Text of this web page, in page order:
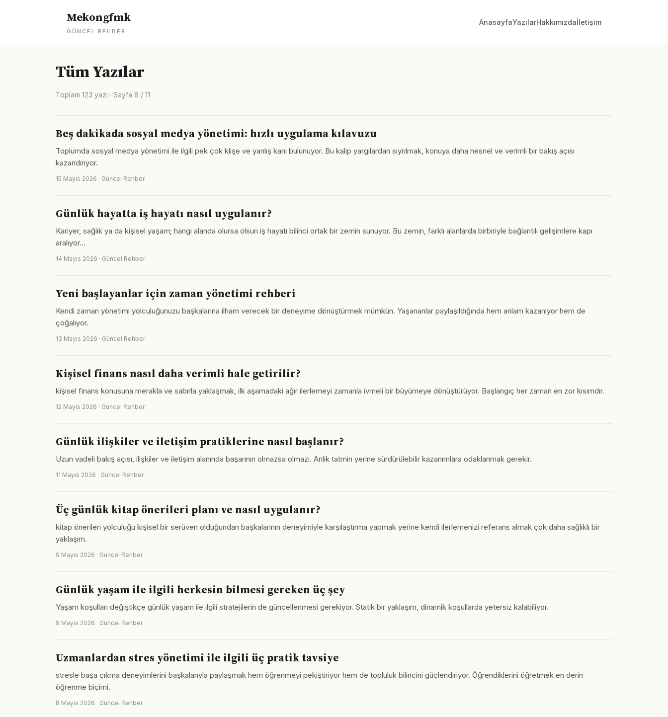
Mekongfmk
GÜNCEL REHBER
AnasayfaYazılarHakkımızdaİletişim
Tüm Yazılar
Toplam 123 yazı · Sayfa 8 / 11
Beş dakikada sosyal medya yönetimi: hızlı uygulama kılavuzu
Toplumda sosyal medya yönetimi ile ilgili pek çok klişe ve yanlış kanı bulunuyor. Bu kalıp yargılardan sıyrılmak, konuya daha nesnel ve verimli bir bakış açısı
kazandırıyor.
15 Mayıs 2026 · Güncel Rehber
Günlük hayatta iş hayatı nasıl uygulanır?
Kariyer, sağlık ya da kişisel yaşam; hangi alanda olursa olsun iş hayatı bilinci ortak bir zemin sunuyor. Bu zemin, farklı alanlarda birbiriyle bağlantılı gelişimlere kapı
aralıyor…
14 Mayıs 2026 · Güncel Rehber
Yeni başlayanlar için zaman yönetimi rehberi
Kendi zaman yönetimi yolculuğunuzu başkalarına ilham verecek bir deneyime dönüştürmek mümkün. Yaşananlar paylaşıldığında hem anlam kazanıyor hem de
çoğalıyor.
13 Mayıs 2026 · Güncel Rehber
Kişisel finans nasıl daha verimli hale getirilir?
kişisel finans konusuna merakla ve sabırla yaklaşmak, ilk aşamadaki ağır ilerlemeyi zamanla ivmeli bir büyümeye dönüştürüyor. Başlangıç her zaman en zor kısımdır.
12 Mayıs 2026 · Güncel Rehber
Günlük ilişkiler ve iletişim pratiklerine nasıl başlanır?
Uzun vadeli bakış açısı, ilişkiler ve iletişim alanında başarının olmazsa olmazı. Anlık tatmin yerine sürdürülebilir kazanımlara odaklanmak gerekir.
11 Mayıs 2026 · Güncel Rehber
Üç günlük kitap önerileri planı ve nasıl uygulanır?
kitap önerileri yolculuğu kişisel bir serüven olduğundan başkalarının deneyimiyle karşılaştırma yapmak yerine kendi ilerlemenizi referans almak çok daha sağlıklı bir
yaklaşım.
9 Mayıs 2026 · Güncel Rehber
Günlük yaşam ile ilgili herkesin bilmesi gereken üç şey
Yaşam koşulları değiştikçe günlük yaşam ile ilgili stratejilerin de güncellenmesi gerekiyor. Statik bir yaklaşım, dinamik koşullarda yetersiz kalabiliyor.
9 Mayıs 2026 · Güncel Rehber
Uzmanlardan stres yönetimi ile ilgili üç pratik tavsiye
stresle başa çıkma deneyimlerini başkalarıyla paylaşmak hem öğrenmeyi pekiştiriyor hem de topluluk bilincini güçlendiriyor. Öğrendiklerini öğretmek en derin
öğrenme biçimi.
8 Mayıs 2026 · Güncel Rehber